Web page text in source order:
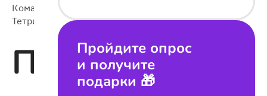
Команда
Тетрики
11-12
Пройдите опрос
и получите
подарки 🎁